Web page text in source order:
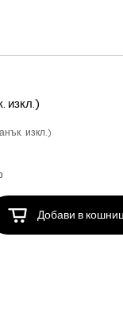
изкл.)
изкл.)
Добави в